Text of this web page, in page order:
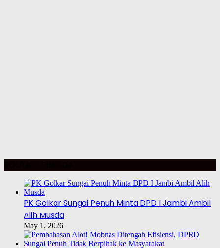
PK Golkar Sungai Penuh Minta DPD I Jambi Ambil
Alih Musda
May 1, 2026